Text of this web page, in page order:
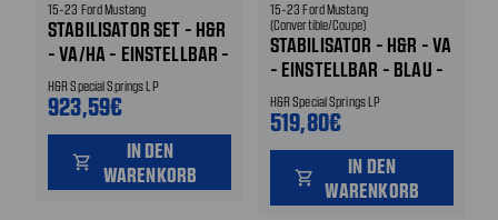
15-23 Ford Mustang
STABILISATOR SET - H&R
- VA/HA - EINSTELLBAR -
BLAU - TÜV
TEILEGUTACHTEN VORNE
UND HINTEN
H&R Special Springs LP
923,59€
shopping_cart
IN DEN
WARENKORB
15-23 Ford Mustang
(Convertible/Coupe)
STABILISATOR - H&R - VA
- EINSTELLBAR - BLAU -
TÜV TEILEGUTACHTEN
VORNE
H&R Special Springs LP
519,80€
shopping_cart
IN DEN
WARENKORB